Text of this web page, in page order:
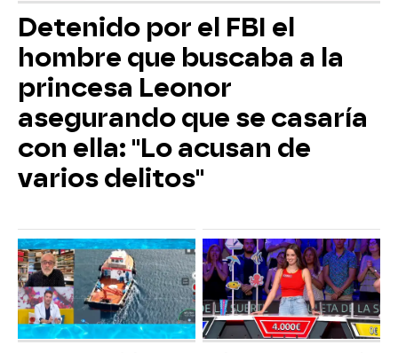
Detenido por el FBI el
hombre que buscaba a la
princesa Leonor
asegurando que se casaría
con ella: "Lo acusan de
varios delitos"